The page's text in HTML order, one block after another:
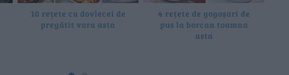
10 rețete cu dovlecei de
pregătit vara asta
4 rețete de gogoșari de
pus la borcan toamna
asta